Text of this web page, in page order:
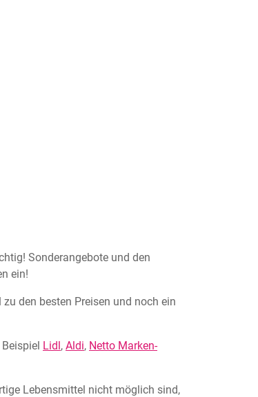
Sonderangebote und den
ein!
den besten Preisen und noch ein
Lidl, Aldi, Netto Marken-
Lebensmittel nicht möglich sind,